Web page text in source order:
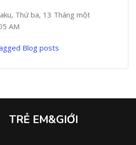
Thứ ba, 13 Tháng một
AM
Blog posts
TRẺ EM&GIỚI